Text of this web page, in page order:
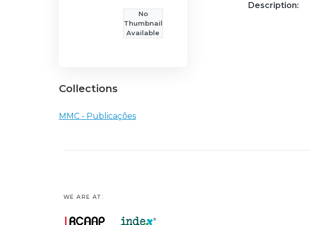
No
Thumbnail
Available
Description:
Collections
MMC - Publicações
WE ARE AT: